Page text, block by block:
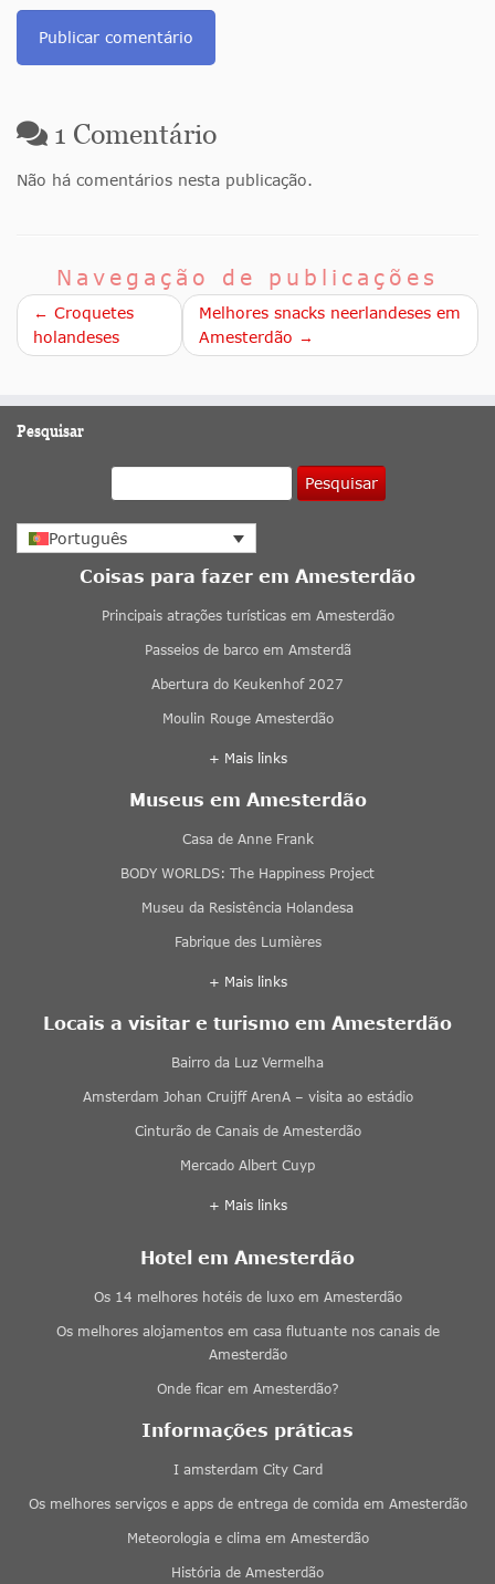
1 Comentário
Não há comentários nesta publicação.
Navegação de publicações
← Croquetes
holandeses
Melhores snacks neerlandeses em
Amesterdão →
Pesquisar
Pesquisar
Português
Coisas para fazer em Amesterdão
Principais atrações turísticas em Amesterdão
Passeios de barco em Amsterdã
Abertura do Keukenhof 2027
Moulin Rouge Amesterdão
+ Mais links
Museus em Amesterdão
Casa de Anne Frank
BODY WORLDS: The Happiness Project
Museu da Resistência Holandesa
Fabrique des Lumières
+ Mais links
Locais a visitar e turismo em Amesterdão
Bairro da Luz Vermelha
Amsterdam Johan Cruijff ArenA – visita ao estádio
Cinturão de Canais de Amesterdão
Mercado Albert Cuyp
+ Mais links
Hotel em Amesterdão
Os 14 melhores hotéis de luxo em Amesterdão
Os melhores alojamentos em casa flutuante nos canais de
Amesterdão
Onde ficar em Amesterdão?
Informações práticas
I amsterdam City Card
Os melhores serviços e apps de entrega de comida em Amesterdão
Meteorologia e clima em Amesterdão
História de Amesterdão